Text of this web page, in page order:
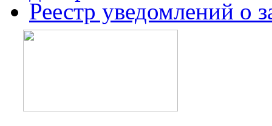
Реестр уведомлений о